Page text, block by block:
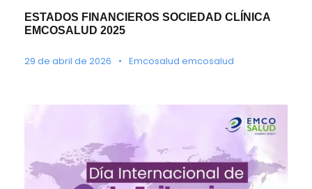
ESTADOS FINANCIEROS SOCIEDAD CLÍNICA
EMCOSALUD 2025
29 de abril de 2026 • Emcosalud emcosalud